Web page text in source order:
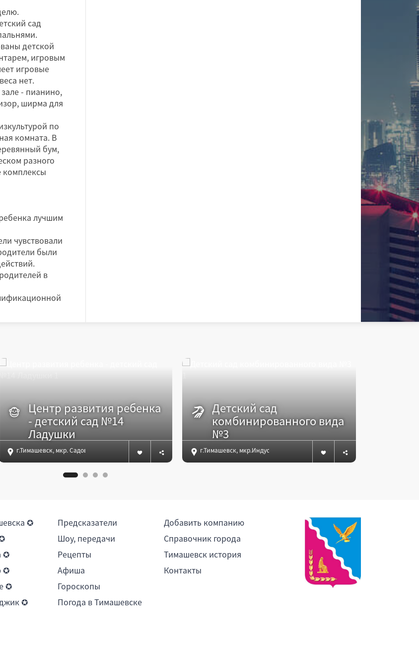
сад
детской
игровым
игровые
нет.
- пианино,
ширма для
по
комната. В
бум,
разного
комплексы
лучшим
чувствовали
были
в
Центр развития ребенка
- детский сад №14
Ладушки
г.Тимашевск, мкр. Садовод, пер.Тургенева, 2
Детский сад
комбинированного вида
№3
г.Тимашевск, мкр.Индустриальный, ул.Свободы, 24
✪
✪
✪
✪
✪
Предсказатели
Шоу, передачи
Рецепты
Афиша
Гороскопы
Погода в Тимашевске
Добавить компанию
Справочник города
Тимашевск история
Контакты